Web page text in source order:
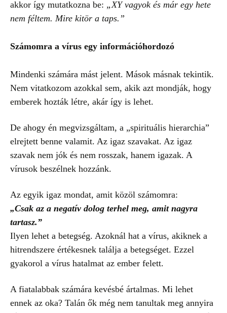
akkor így mutatkozna be: „XY vagyok és már egy hete
nem féltem. Mire kitör a taps.”
Számomra a vírus egy információhordozó
Mindenki számára mást jelent. Mások másnak tekintik.
Nem vitatkozom azokkal sem, akik azt mondják, hogy
emberek hozták létre, akár így is lehet.
De ahogy én megvizsgáltam, a „spirituális hierarchia”
elrejtett benne valamit. Az igaz szavakat. Az igaz
szavak nem jók és nem rosszak, hanem igazak. A
vírusok beszélnek hozzánk.
Az egyik igaz mondat, amit közöl számomra:
„Csak az a negatív dolog terhel meg, amit nagyra
tartasz.”
Ilyen lehet a betegség. Azoknál hat a vírus, akiknek a
hitrendszere értékesnek találja a betegséget. Ezzel
gyakorol a vírus hatalmat az ember felett.
A fiatalabbak számára kevésbé ártalmas. Mi lehet
ennek az oka? Talán ők még nem tanultak meg annyira